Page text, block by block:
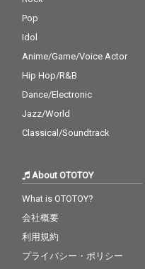
Pop
Idol
Anime/Game/Voice Actor
Hip Hop/R&B
Dance/Electronic
Jazz/World
Classical/Soundtrack
About OTOTOY
What is OTOTOY?
会社概要
利用規約
プライバシー・ポリシー